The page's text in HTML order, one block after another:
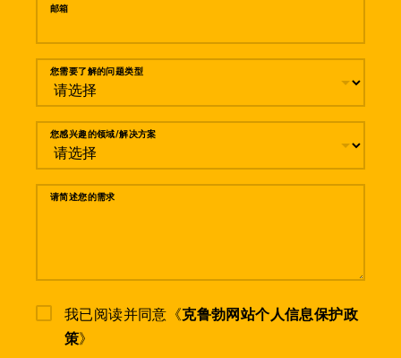
邮箱
您需要了解的问题类型
您感兴趣的领域/解决方案
请简述您的需求
我已阅读并同意《克鲁勃网站个人信息保护政
策》